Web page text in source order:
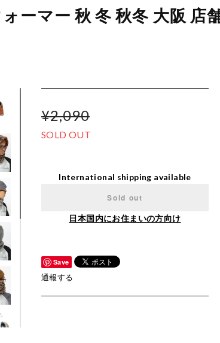
ーマー 秋 冬 秋冬 大阪 店
¥2,090
SOLD OUT
International shipping available
Sold out
日本国内にお住まいの方向け
Save
通報する